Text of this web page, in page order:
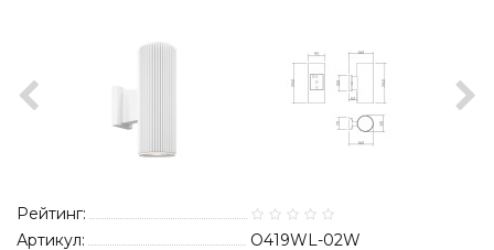
Рейтинг:
Артикул:
O419WL-02W